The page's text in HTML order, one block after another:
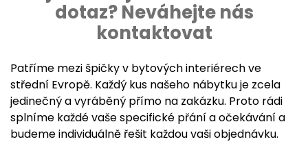
dotaz? Neváhejte nás
kontaktovat
Patříme mezi špičky v bytových interiérech ve
střední Evropě. Každý kus našeho nábytku je zcela
jedinečný a vyráběný přímo na zakázku. Proto rádi
splníme každé vaše specifické přání a očekávání a
budeme individuálně řešit každou vaši objednávku.